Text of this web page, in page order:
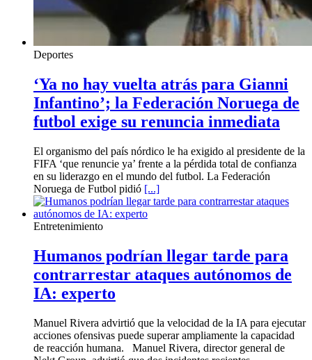
Deportes
‘Ya no hay vuelta atrás para Gianni
Infantino’; la Federación Noruega de
futbol exige su renuncia inmediata
El organismo del país nórdico le ha exigido al presidente de la
FIFA ‘que renuncie ya’ frente a la pérdida total de confianza
en su liderazgo en el mundo del futbol. La Federación
Noruega de Futbol pidió [...]
Entretenimiento
Humanos podrían llegar tarde para
contrarrestar ataques autónomos de
IA: experto
Manuel Rivera advirtió que la velocidad de la IA para ejecutar
acciones ofensivas puede superar ampliamente la capacidad
de reacción humana. Manuel Rivera, director general de